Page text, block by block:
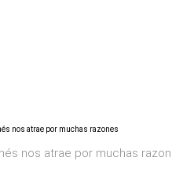
nos atrae por muchas